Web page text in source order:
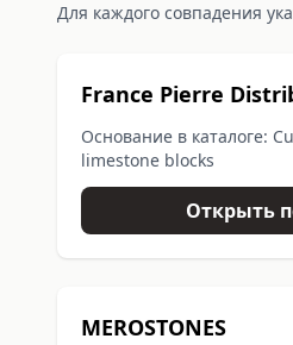
Для каждого совпадения
France Pierre
Основание в каталоге:
limestone blocks
Открыть
MEROSTONES